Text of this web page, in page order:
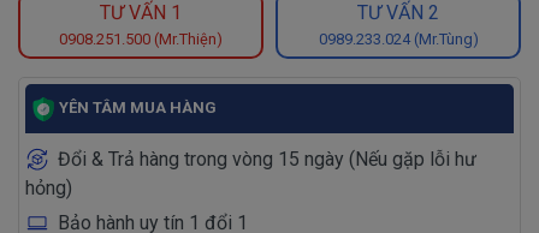
TƯ VẤN 1
0908.251.500 (Mr.Thiện)
TƯ VẤN 2
0989.233.024 (Mr.Tùng)
YÊN TÂM MUA HÀNG
Đổi & Trả hàng trong vòng 15 ngày (Nếu gặp lỗi hư
hỏng)
Bảo hành uy tín 1 đổi 1